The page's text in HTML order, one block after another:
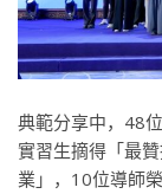
典範分享中，48
實習生摘得「最
業」，10位導師